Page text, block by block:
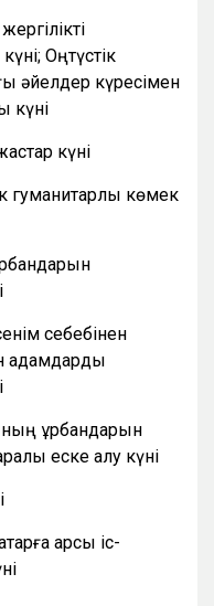
Оңтүстік
әйелдер күресімен
күні
күні
гуманитарлық көмек
себебінен
адамдарды
құрбандарын
еске алу күні
қарсы іс-